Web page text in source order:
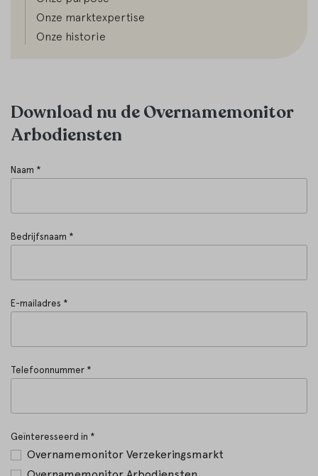
Onze marktexpertise
Onze historie
Download nu de Overnamemonitor
Arbodiensten
Naam *
Bedrijfsnaam *
E-mailadres *
Telefoonnummer *
Geïnteresseerd in *
Overnamemonitor Verzekeringsmarkt